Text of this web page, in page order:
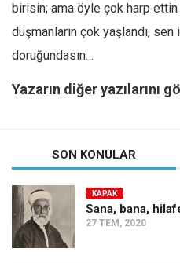
birisin; ama öyle çok harp ettin
düşmanların çok yaşlandı,
doruğundasın…
Yazarın diğer yazılarını
SON KONULAR
KAPAK
Sana, bana,
27 TEM, 2020